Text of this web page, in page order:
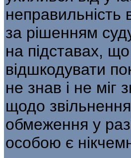
за рішенням
на підставах,
відшкодувати
не знав і не міг
щодо
обмеження у
особою є